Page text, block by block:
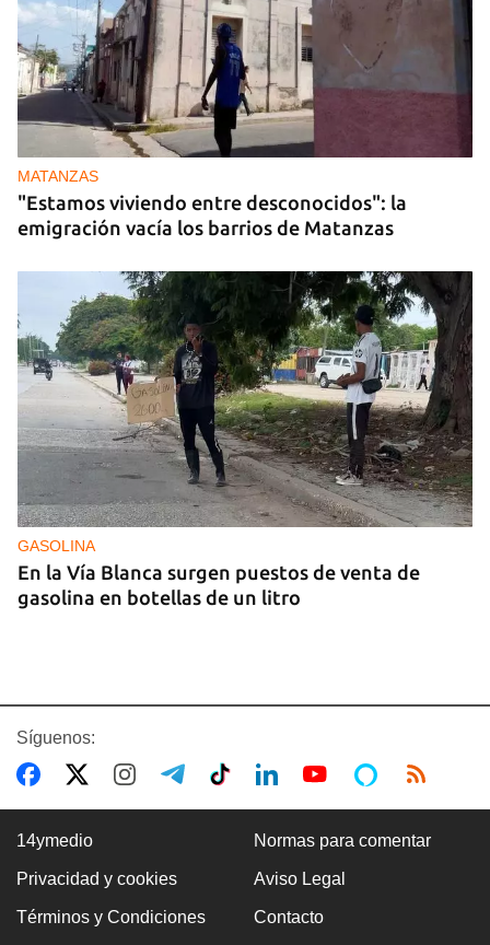
MATANZAS
"Estamos viviendo entre desconocidos": la
emigración vacía los barrios de Matanzas
GASOLINA
En la Vía Blanca surgen puestos de venta de
gasolina en botellas de un litro
Premio Literario Lourdes Gil 2026 en Poesía
Síguenos:
14ymedio Normas para comentar
Privacidad y cookies Aviso Legal
Términos y Condiciones Contacto